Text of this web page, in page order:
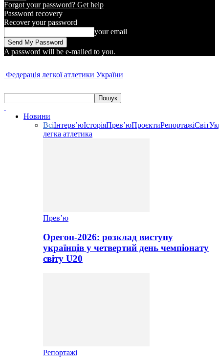
Forgot your password? Get help
Password recovery
Recover your password
your email
A password will be e-mailed to you.
Федерація легкої атлетики України
Новини
ВсіІнтерв’юІсторіяПрев’юПроєктиРепортажіСвіт
легка атлетика
Прев’ю
Орегон-2026: розклад виступу
українців у четвертий день чемпіонату
світу U20
Репортажі